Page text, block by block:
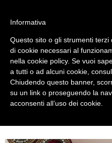
THURSDAY,
Informativa
Questo sito o gli strumenti
di cookie necessari al
nella cookie policy. Se vuoi
a tutti o ad alcuni cookie,
Chiudendo questo banner,
su un link o proseguendo la
acconsenti all’uso dei cookie.